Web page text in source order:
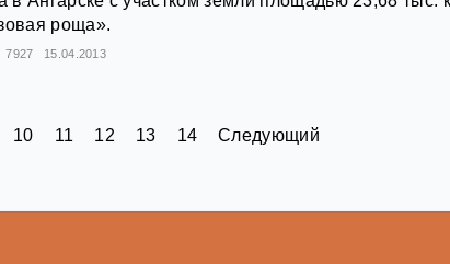
роща».
7927 15.04.2013
10 11 12 13 14 Следующий